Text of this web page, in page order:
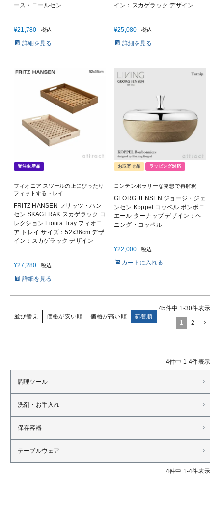
ース・ニールセン
¥21,780 税込
詳細を見る
イン：スカゲラック デザイン
¥25,080 税込
詳細を見る
受注生産品
フィオニア スツールの上にぴったり
フィットするトレイ
FRITZ HANSEN フリッツ・ハン
セン SKAGERAK スカゲラック コ
レクション Fionia Tray フィオニ
ア トレイ サイズ：52x36cm デザ
イン：スカゲラック デザイン
¥27,280 税込
詳細を見る
お取寄せ品 ラッピング対応
コンテンポラリーな発想で再解釈
GEORG JENSEN ジョージ・ジェ
ンセン Koppel コッペル ボンボニ
エール ターナップ デザイン：ヘ
ニング・コッペル
¥22,000 税込
カートに入れる
並び替え 価格が安い順 価格が高い順 新着順
45件中 1 -30件表示
1 2
4件中 1 -4件表示
調理ツール
洗剤・お手入れ
保存容器
テーブルウェア
4件中 1 -4件表示